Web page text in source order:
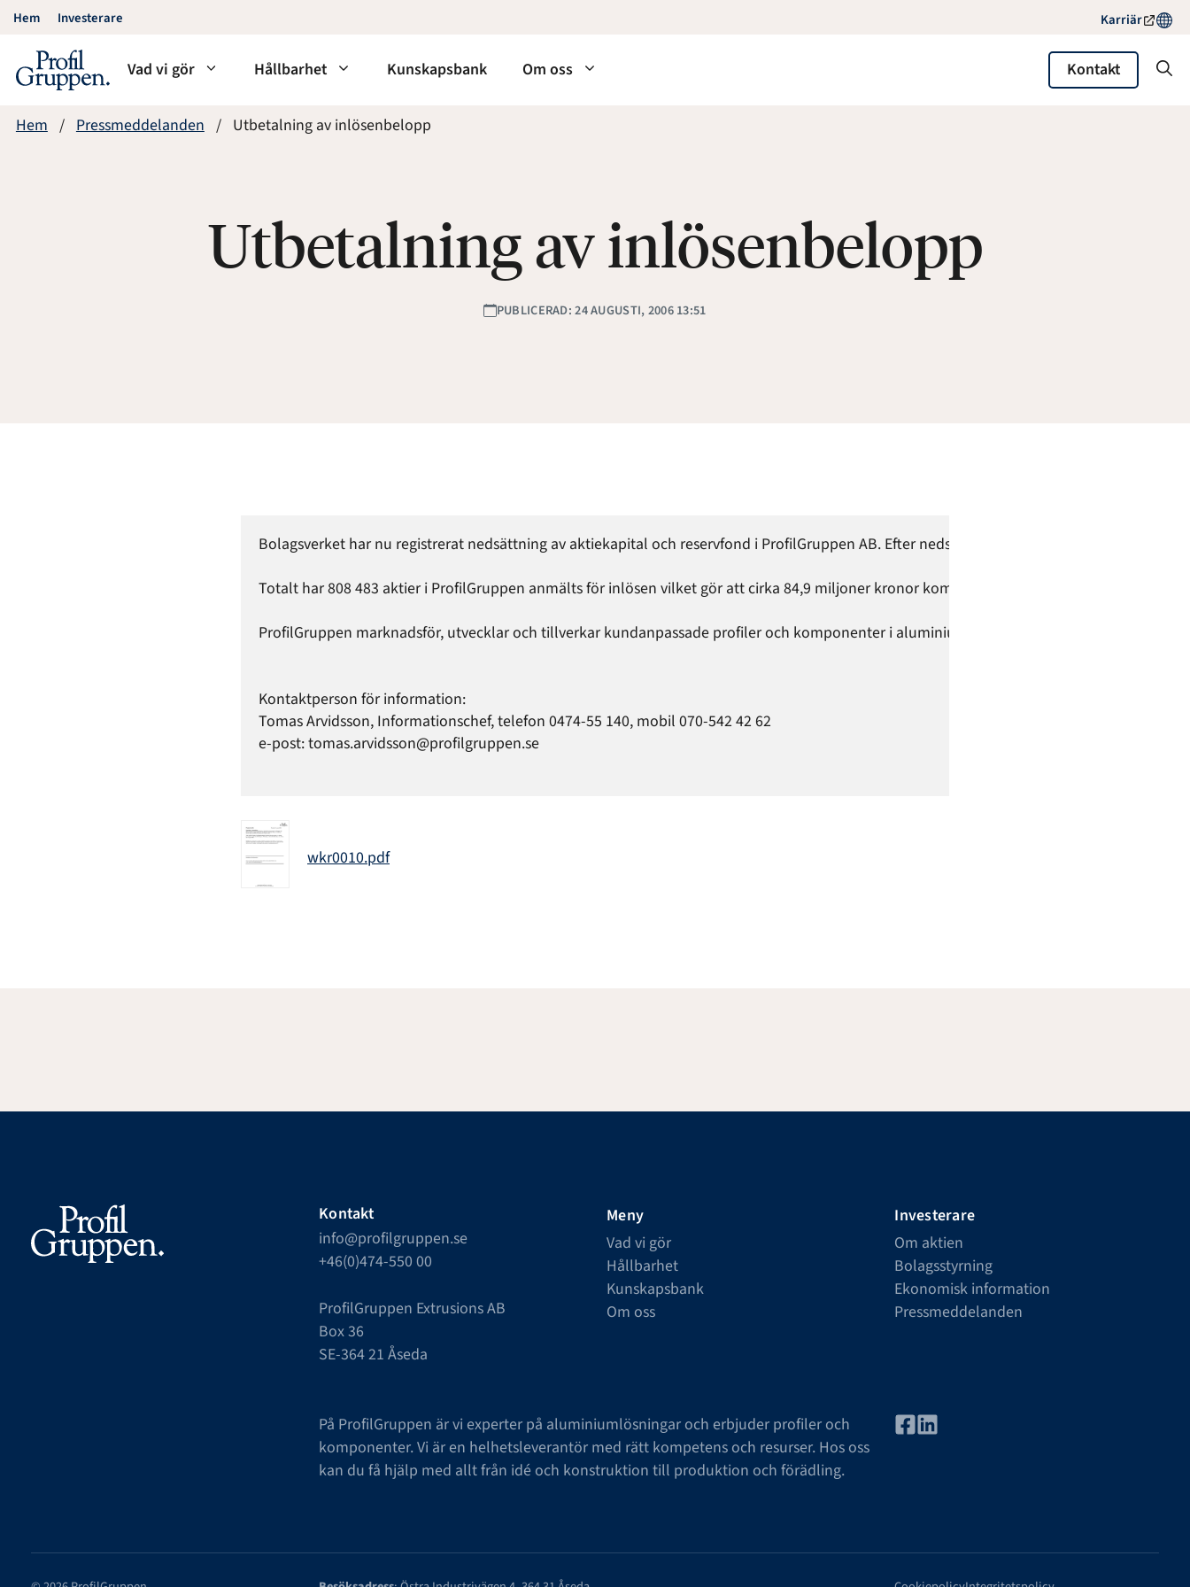
Hoppa
innehåll
Hem Investerare Karriär
Vad vi gör Hållbarhet Kunskapsbank Om oss Kontakt
Hem Pressmeddelanden Utbetalning av inlösenbelopp
Utbetalning av inlösenbelopp
PUBLICERAD: 24 AUGUSTI, 2006 13:51
Bolagsverket har nu registrerat nedsättning av aktiekapital och reservfond i ProfilGruppen AB. Efter nedsättningen uppgår aktiekapitalet i
Totalt har 808 483 aktier i ProfilGruppen anmälts för inlösen vilket gör att cirka 84,9 miljoner kronor kommer att utbetalas till aktieägarna.
ProfilGruppen marknadsför, utvecklar och tillverkar kundanpassade profiler och komponenter i aluminium. Huvudkontor och tillverkning
Kontaktperson för information:
Tomas Arvidsson, Informationschef, telefon 0474-55 140, mobil 070-542 42 62
e-post: tomas.arvidsson@profilgruppen.se
wkr0010.pdf
Kontakt
info@profilgruppen.se
+46(0)474-550 00
ProfilGruppen Extrusions AB
Box 36
SE-364 21 Åseda
Meny
Vad vi gör
Hållbarhet
Kunskapsbank
Om oss
Investerare
Om aktien
Bolagsstyrning
Ekonomisk information
Pressmeddelanden
På ProfilGruppen är vi experter på aluminiumlösningar och erbjuder profiler och
komponenter. Vi är en helhetsleverantör med rätt kompetens och resurser. Hos oss
kan du få hjälp med allt från idé och konstruktion till produktion och förädling.